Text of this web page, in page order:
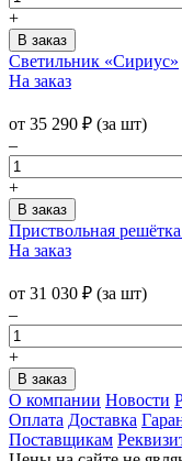
+
Светильник «Сириус»
На заказ
от 35 290 ₽ (за шт)
–
+
Приствольная
На заказ
от 31 030 ₽ (за шт)
–
+
О компании Новости
Оплата Доставка
Поставщикам